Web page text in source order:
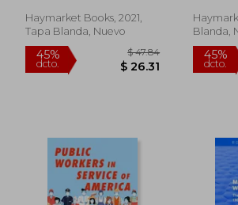
Haymarket Books, 2021,
Tapa Blanda, Nuevo
Blanda,